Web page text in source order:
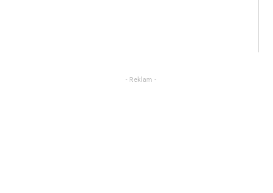
- Reklam -